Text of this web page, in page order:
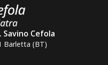
Cefola
Barletta (BT)